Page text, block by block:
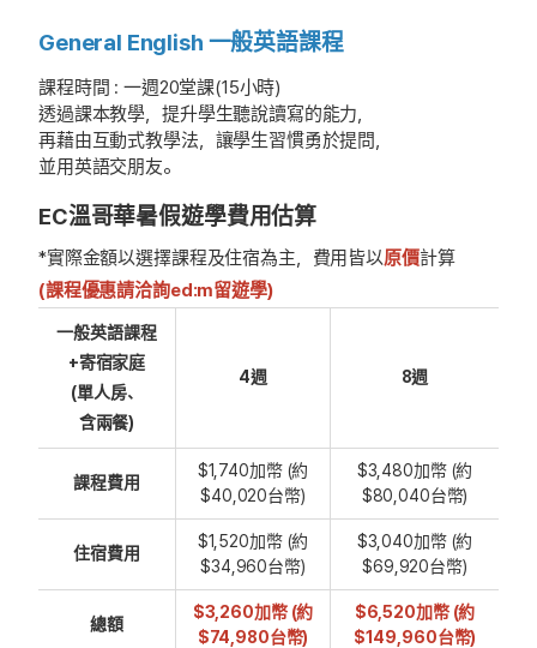
General English 一般英語課程
課程時間 : 一週20堂課(15小時)
透過課本教學，提升學生聽說讀寫的能力，
再藉由互動式教學法，讓學生習慣勇於提問，
並用英語交朋友。
EC溫哥華暑假遊學費用估算
*實際金額以選擇課程及住宿為主，費用皆以原價計算
(課程優惠請洽詢ed:m留遊學)
一般英語課程
+寄宿家庭
(單人房、
含兩餐)
4週 8週
課程費用
$1,740加幣 (約
$40,020台幣)
$3,480加幣 (約
$80,040台幣)
住宿費用
$1,520加幣 (約
$34,960台幣)
$3,040加幣 (約
$69,920台幣)
總額
$3,260加幣 (約
$74,980台幣)
$6,520加幣 (約
$149,960台幣)